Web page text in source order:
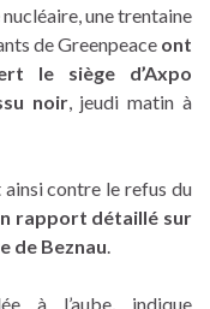
une trentaine
de Greenpeace ont
le siège d’Axpo
noir, jeudi matin à
contre le refus du
rapport détaillé sur
de Beznau.
à l’aube, indique